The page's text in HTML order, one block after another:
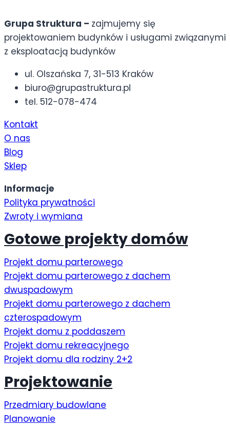
Grupa Struktura – zajmujemy się
projektowaniem budynków i usługami związanymi
z eksploatacją budynków
ul. Olszańska 7, 31-513 Kraków
biuro@grupastruktura.pl
tel. 512-078-474
Kontakt
O nas
Blog
Sklep
Informacje
Polityka prywatności
Zwroty i wymiana
Gotowe projekty domów
Projekt domu parterowego
Projekt domu parterowego z dachem
dwuspadowym
Projekt domu parterowego z dachem
czterospadowym
Projekt domu z poddaszem
Projekt domu rekreacyjnego
Projekt domu dla rodziny 2+2
Projektowanie
Przedmiary budowlane
Planowanie